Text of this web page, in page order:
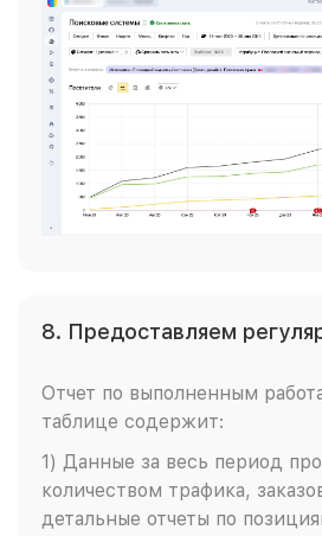
8. Предоставляем
Отчет по выполненным
таблице содержит:
1) Данные за весь период
количеством трафика,
детальные отчеты по